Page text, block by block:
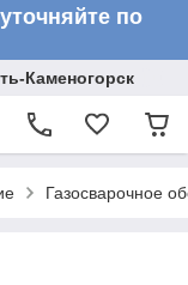
по
Каменогорск
Газосварочное